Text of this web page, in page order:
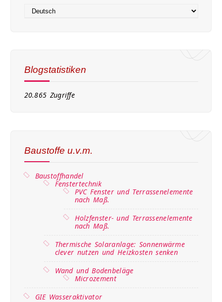
Blogstatistiken
20.865 Zugriffe
Baustoffe u.v.m.
Baustoffhandel
Fenstertechnik
PVC Fenster und Terrassenelemente
nach Maß.
Holzfenster- und Terrassenelemente
nach Maß.
Thermische Solaranlage: Sonnenwärme
clever nutzen und Heizkosten senken
Wand und Bodenbeläge
Microzement
GIE Wasseraktivator